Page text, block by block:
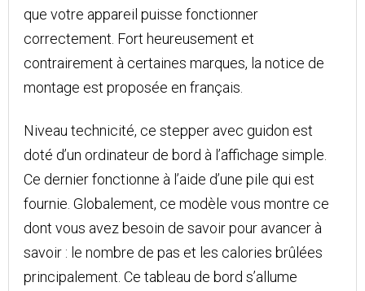
que votre appareil puisse fonctionner
correctement. Fort heureusement et
contrairement à certaines marques, la notice de
montage est proposée en français.
Niveau technicité, ce stepper avec guidon est
doté d’un ordinateur de bord à l’affichage simple.
Ce dernier fonctionne à l’aide d’une pile qui est
fournie. Globalement, ce modèle vous montre ce
dont vous avez besoin de savoir pour avancer à
savoir : le nombre de pas et les calories brûlées
principalement. Ce tableau de bord s’allume